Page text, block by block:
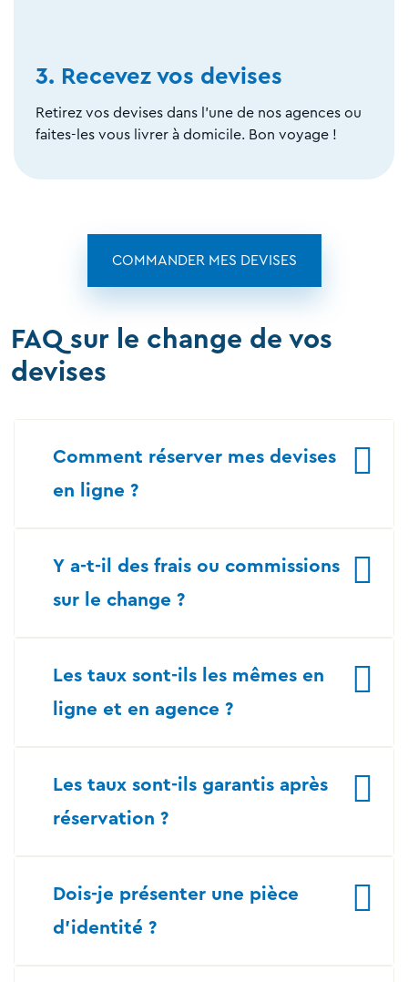
3. Recevez vos devises
Retirez vos devises dans l'une de nos agences ou
faites-les vous livrer à domicile. Bon voyage !
COMMANDER MES DEVISES
FAQ sur le change de vos
devises
Comment réserver mes devises
en ligne ?
Y a-t-il des frais ou commissions
sur le change ?
Les taux sont-ils les mêmes en
ligne et en agence ?
Les taux sont-ils garantis après
réservation ?
Dois-je présenter une pièce
d’identité ?